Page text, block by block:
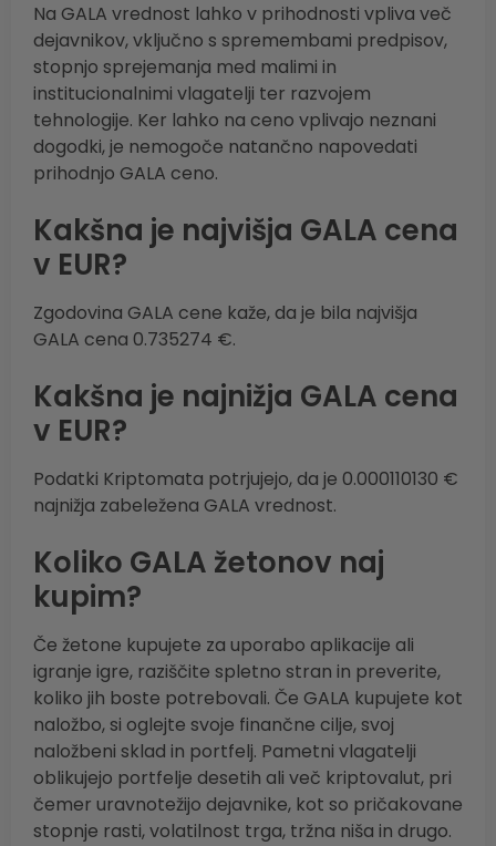
Na GALA vrednost lahko v prihodnosti vpliva več
dejavnikov, vključno s spremembami predpisov,
stopnjo sprejemanja med malimi in
institucionalnimi vlagatelji ter razvojem
tehnologije. Ker lahko na ceno vplivajo neznani
dogodki, je nemogoče natančno napovedati
prihodnjo GALA ceno.
Kakšna je najvišja GALA cena
v EUR?
Zgodovina GALA cene kaže, da je bila najvišja
GALA cena 0.735274 €.
Kakšna je najnižja GALA cena
v EUR?
Podatki Kriptomata potrjujejo, da je 0.000110130 €
najnižja zabeležena GALA vrednost.
Koliko GALA žetonov naj
kupim?
Če žetone kupujete za uporabo aplikacije ali
igranje igre, raziščite spletno stran in preverite,
koliko jih boste potrebovali. Če GALA kupujete kot
naložbo, si oglejte svoje finančne cilje, svoj
naložbeni sklad in portfelj. Pametni vlagatelji
oblikujejo portfelje desetih ali več kriptovalut, pri
čemer uravnotežijo dejavnike, kot so pričakovane
stopnje rasti, volatilnost trga, tržna niša in drugo.